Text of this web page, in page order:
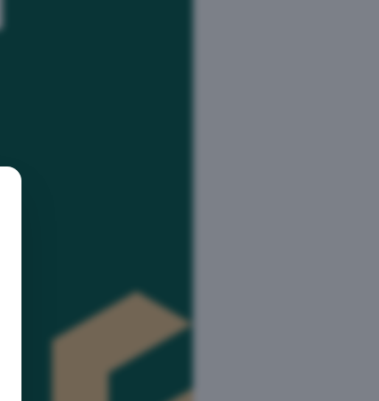
Välttämättömät evästeet edistävät sivuston käytettävyyttä
perustoiminnot, kuten sivustolla liikkumisen ja suojattujen alueiden
Verkkosivusto ei voi toimia oikein ilman näitä evästeitä.
Luokittelemattomat